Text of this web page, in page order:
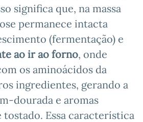
significa que, na massa
permanece intacta
(fermentação) e
ao ir ao forno, onde
os aminoácidos da
ingredientes, gerando a
dourada e aromas
tostado. Essa característica